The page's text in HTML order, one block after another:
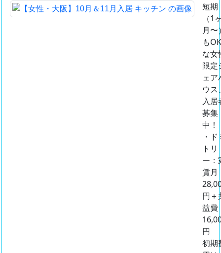
短期
（1
月〜
もOK
な女
限定
ェア
ウス
入居
募集
中！
・
トリ
ー：
賃月
円＋
益費
円
初期